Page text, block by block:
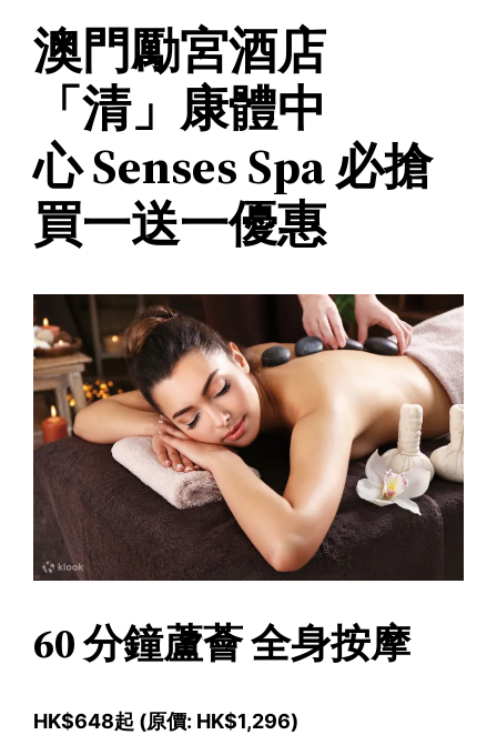
澳門勵宮酒店
「清」康體中
心 Senses Spa 必搶
買一送一優惠
60 分鐘蘆薈 全身按摩
HK$648起 (原價: HK$1,296)